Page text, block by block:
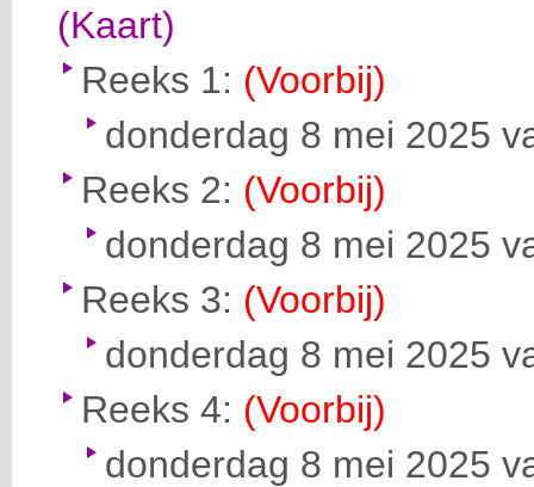
(Kaart)
Reeks 1: (Voorbij)
donderdag 8 mei 2025
Reeks 2: (Voorbij)
donderdag 8 mei 2025
Reeks 3: (Voorbij)
donderdag 8 mei 2025
Reeks 4: (Voorbij)
donderdag 8 mei 2025